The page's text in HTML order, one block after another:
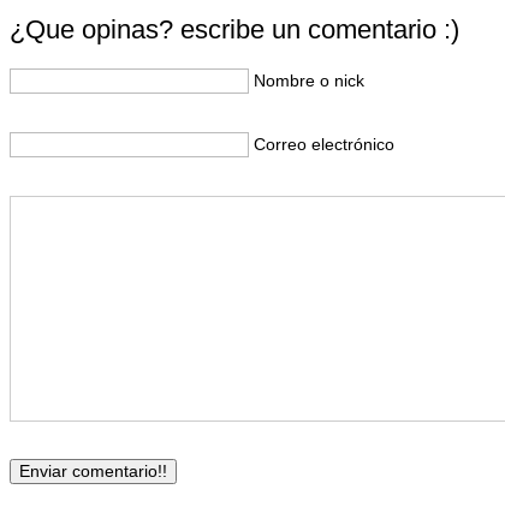
¿Que opinas? escribe un comentario :)
Nombre o nick
Correo electrónico